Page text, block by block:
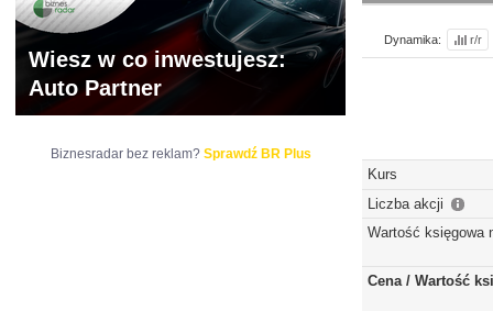
Dynamika: r/r
Kurs
Liczba akcji
Wartość księgowa
Cena / Wartość
Wiesz w co inwestujesz:
Auto Partner
Biznesradar bez reklam? Sprawdź BR Plus